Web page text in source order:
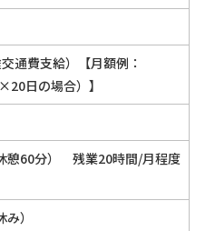
通費支給）【月額例：
日の場合）】
憩60分） 残業20時間/月程度
）